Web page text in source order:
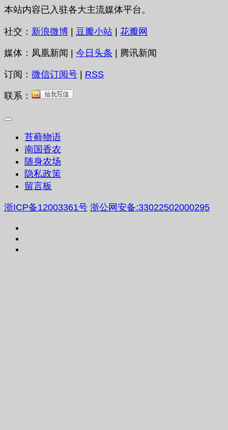
本站内容已入驻各大主流媒体平台。
社交： 新浪微博 | 豆瓣小站 | 花瓣网
媒体：凤凰新闻 | 今日头条 | 腾讯新闻
订阅： 微信订阅号 | RSS
联系：
苔藓物语
南国香农
随身农场
隐私政策
留言板
浙ICP备12003361号 浙公网安备:33022502000295